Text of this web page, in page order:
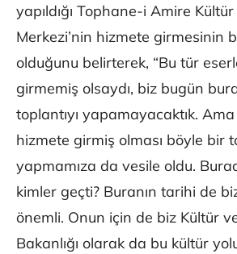
yapıldığı Tophane-i Amire
Merkezi’nin hizmete girmesinin
olduğunu belirterek, “Bu tür
girmemiş olsaydı, biz bugün
toplantıyı yapamayacaktık.
hizmete girmiş olması böyle bir
yapmamıza da vesile oldu.
kimler geçti? Buranın tarihi de
önemli. Onun için de biz Kültür
Bakanlığı olarak da bu kültür